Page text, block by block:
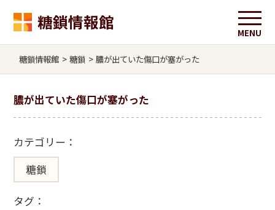
糖鎖情報館
糖鎖情報館 > 糖鎖 > 膿が出ていた傷口が塞がった
膿が出ていた傷口が塞がった
カテゴリー：
糖鎖
タグ：